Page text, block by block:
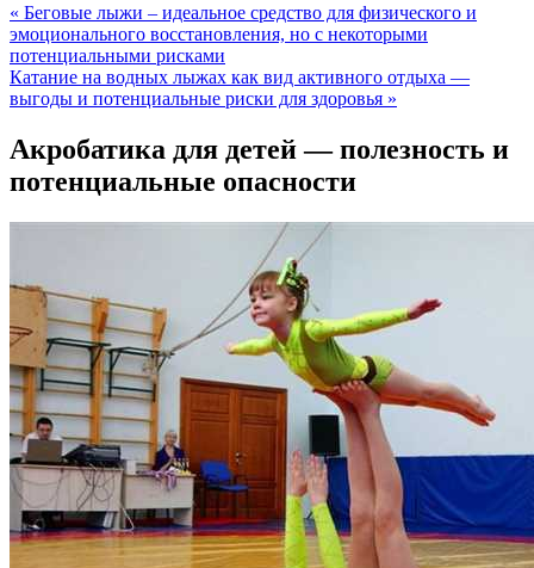
« Беговые лыжи – идеальное средство для физического и
эмоционального восстановления, но с некоторыми
потенциальными рисками
Катание на водных лыжах как вид активного отдыха —
выгоды и потенциальные риски для здоровья »
Акробатика для детей — полезность и
потенциальные опасности